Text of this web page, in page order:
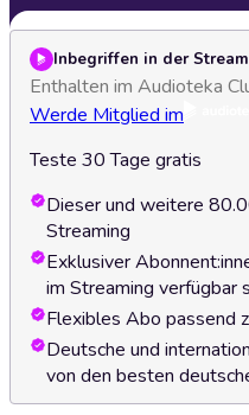
Inbegriffen in der
Enthalten im Audioteka
Werde Mitglied im
Teste 30 Tage gratis
Dieser und weitere
Streaming
Exklusiver
im Streaming verfügbar
Flexibles Abo passend
Deutsche und
von den besten